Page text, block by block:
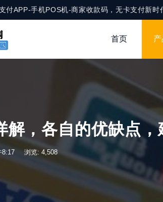
付APP-手机POS机-商家收款码，无卡支付新时
首页
解，各自的优缺点，
8:17 浏览: 4,508